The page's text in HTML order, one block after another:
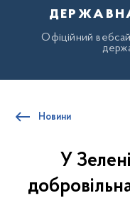
Офіційний
Новини
У